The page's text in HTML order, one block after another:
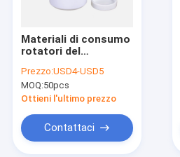
Materiali di consumo
rotatori del
dell'agitatore,
bottiglie di plastica
di 1L PTFE
Prezzo:USD4-USD5
MOQ:50pcs
Ottieni l'ultimo prezzo
Contattaci